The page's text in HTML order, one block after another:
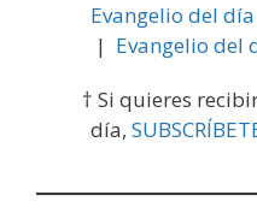
Evangelio del
| Evangelio del
† Si quieres
día,